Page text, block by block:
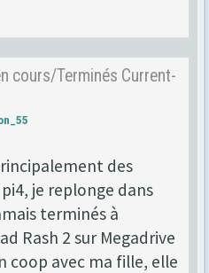
cours/Terminés Current-
des
je replonge dans
terminés à
Rash 2 sur Megadrive
coop avec ma fille, elle